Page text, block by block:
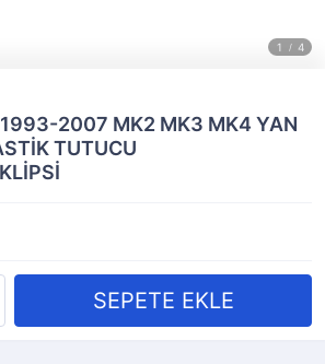
1993-2007 MK2 MK3 MK4 YAN
TUTUCU